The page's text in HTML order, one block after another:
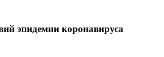
эпидемии коронавируса